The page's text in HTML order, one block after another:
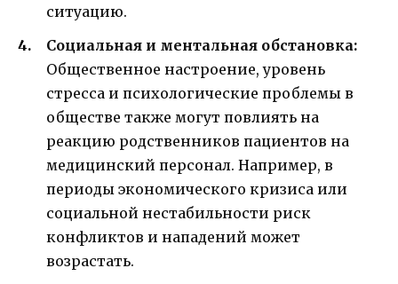
ситуацию.
Социальная и ментальная обстановка:
Общественное настроение, уровень
стресса и психологические проблемы в
обществе также могут повлиять на
реакцию родственников пациентов на
медицинский персонал. Например, в
периоды экономического кризиса или
социальной нестабильности риск
конфликтов и нападений может
возрастать.